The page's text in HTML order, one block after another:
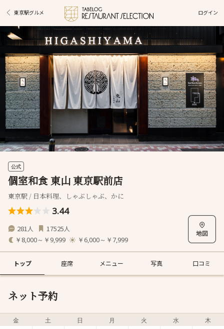
東京駅グルメ ログイン
公式
個室和食 東山 東京駅前店
東京駅 / 日本料理、しゃぶしゃぶ、かに
3.44
281人 17525人
￥8,000～￥9,999 ￥6,000～￥7,999
トップ 座席 メニュー 写真 口コミ
ネット予約
金 土 日 月 火 水 木